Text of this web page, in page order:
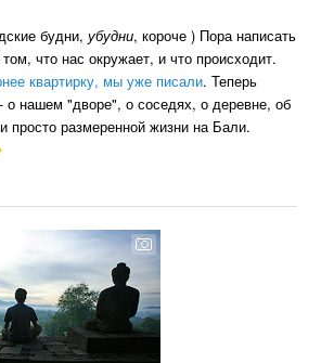
будни,убудни, короче ) Пора написать
что нас окружает, и что происходит.
квартирку, мы уже писали. Теперь
о нашем "дворе", о соседях, о деревне, об
просто размеренной жизни на Бали.